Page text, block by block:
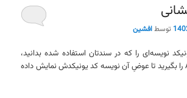
توسطافشین
نویسه‌ای را که در سندتان استفاده شده بدانید،
کافی است کلید Alt+X را بگیرید تا عوضِ آن نویسه کد یونیکدش نمایش داده